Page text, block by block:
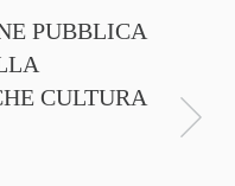
PUBBLICA
CULTURA